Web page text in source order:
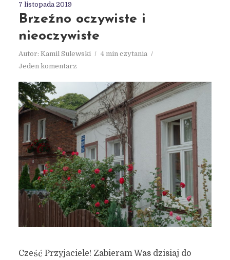
7 listopada 2019
Brzeźno oczywiste i
nieoczywiste
Autor: Kamil Sulewski
4 min czytania
Jeden komentarz
Cześć Przyjaciele! Zabieram Was dzisiaj do